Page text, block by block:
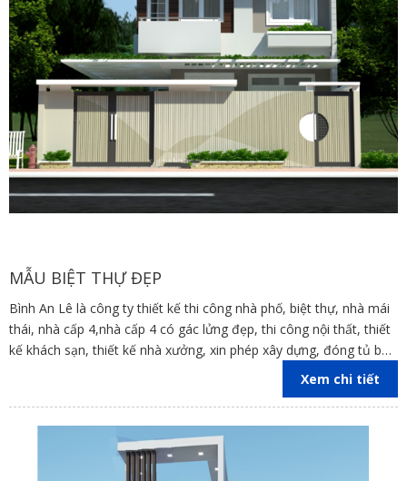
MẪU BIỆT THỰ ĐẸP
Bình An Lê là công ty thiết kế thi công nhà phố, biệt thự, nhà mái
thái, nhà cấp 4,nhà cấp 4 có gác lửng đẹp, thi công nội thất, thiết
kế khách sạn, thiết kế nhà xưởng, xin phép xây dựng, đóng tủ bếp
trên địa bàn các tỉnh Đồng Nai, Bình Dương, TP Hồ Chí Minh,
Xem chi tiết